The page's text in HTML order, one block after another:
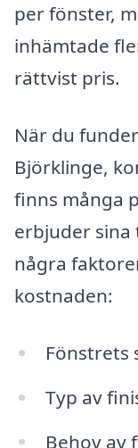
per fönster,
inhämtade
rättvist pris.
När du
Björklinge,
finns många
erbjuder
några
kostnaden:
Fönstrets
Typ av
Behov av